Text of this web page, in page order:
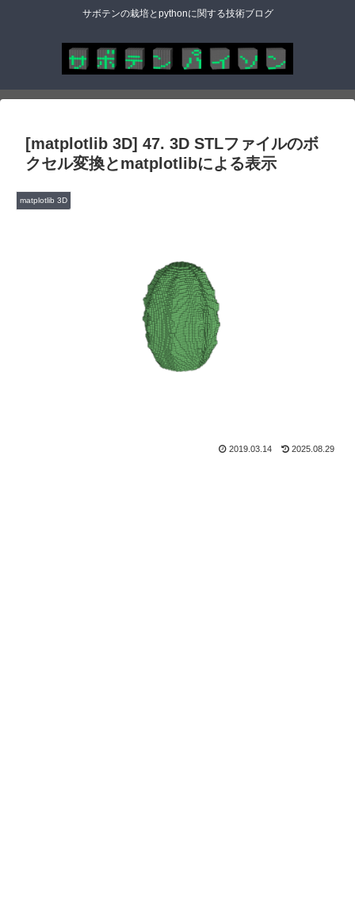
サボテンの栽培とpythonに関する技術ブログ
[matplotlib 3D] 47. 3D STLファイルのボ
クセル変換とmatplotlibによる表示
matplotlib 3D
2019.03.14 2025.08.29